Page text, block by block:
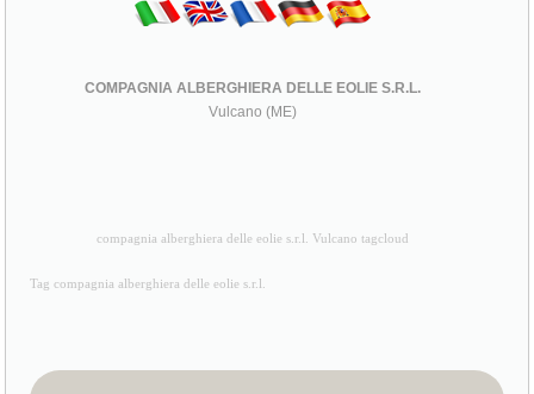
COMPAGNIA ALBERGHIERA DELLE EOLIE S.R.L.
Vulcano (ME)
compagnia alberghiera delle eolie s.r.l. Vulcano tagcloud
Tag compagnia alberghiera delle eolie s.r.l.